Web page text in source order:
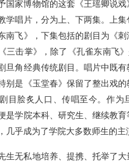
国家博物馆的这套《王瑶卿说
学唱片，分为上、下两集。上
南飞》，下集包括的剧目为《
三击掌》，除了《孔雀东南飞》
旦角经典传统剧目。唱片中既
别是《玉堂春》保留了整出戏
目脍炙人口、传唱至今。作为
是学院本科、研究生、继续教
几乎成为了学院大多数师生的主
生无私地培养、提携、托举了